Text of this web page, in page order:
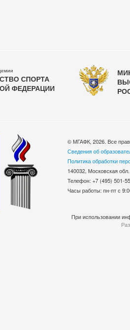
СПОРТА
ФЕДЕРАЦИИ
© МГАФК, 2026. Все
Сведения об
Политика обработки
140032, Московская
Телефон: +7 (495)
Часы работы: пн-пт с
При использовании